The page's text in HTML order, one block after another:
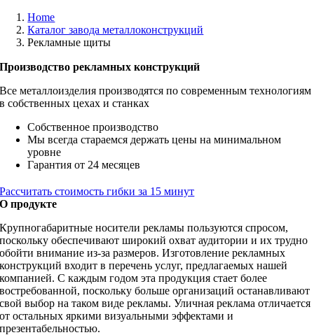
Home
Каталог завода металлоконструкций
Рекламные щиты
Производство рекламных конструкций
Все металлоизделия производятся по современным технологиям
в собственных цехах и станках
Собственное производство
Мы всегда стараемся держать цены на минимальном
уровне
Гарантия от 24 месяцев
Рассчитать стоимость гибки за 15 минут
О продукте
Крупногабаритные носители рекламы пользуются спросом,
поскольку обеспечивают широкий охват аудитории и их трудно
обойти внимание из-за размеров. Изготовление рекламных
конструкций входит в перечень услуг, предлагаемых нашей
компанией. С каждым годом эта продукция стает более
востребованной, поскольку больше организаций останавливают
свой выбор на таком виде рекламы. Уличная реклама отличается
от остальных яркими визуальными эффектами и
презентабельностью.